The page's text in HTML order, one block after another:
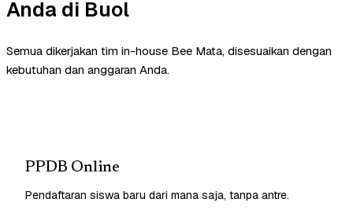
Anda di Buol
Semua dikerjakan tim in-house Bee Mata, disesuaikan dengan
kebutuhan dan anggaran Anda.
PPDB Online
Pendaftaran siswa baru dari mana saja, tanpa antre.